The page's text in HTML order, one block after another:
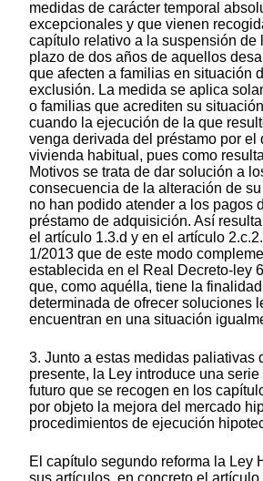
medidas de carácter temporal
excepcionales y que vienen
capítulo relativo a la suspensión de
plazo de dos años de aquellos
que afecten a familias en situación
exclusión. La medida se aplica
o familias que acrediten su
cuando la ejecución de la que
venga derivada del préstamo por el
vivienda habitual, pues como
Motivos se trata de dar solución a
consecuencia de la alteración de
no han podido atender a los pagos
préstamo de adquisición. Así
el artículo 1.3.d y en el artículo
1/2013 que de este modo
establecida en el Real Decreto-ley
que, como aquélla, tiene la
determinada de ofrecer soluciones
encuentran en una situación
3. Junto a estas medidas paliativas
presente, la Ley introduce una
futuro que se recogen en los
por objeto la mejora del mercado
procedimientos de ejecución
El capítulo segundo reforma la Ley
sus artículos, en concreto el